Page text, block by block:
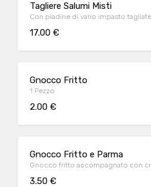
Tagliere Salumi Misti
Con piadine di
17.00 €
Gnocco Fritto
1 Pezzo
2.00 €
Gnocco Fritto e Parma
Gnocco fritto accompagnato con
3.50 €